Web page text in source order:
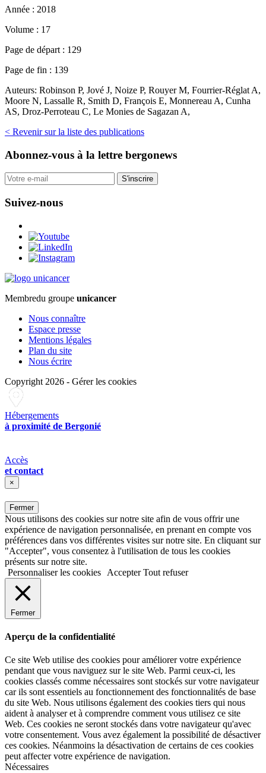
Année : 2018
Volume : 17
Page de départ : 129
Page de fin : 139
Auteurs: Robinson P, Jové J, Noize P, Rouyer M, Fourrier-Réglat A,
Moore N, Lassalle R, Smith D, François E, Monnereau A, Cunha
AS, Droz-Perroteau C, Le Monies de Sagazan A,
< Revenir sur la liste des publications
Abonnez-vous à la lettre bergonews
S'inscrire
Suivez-nous
Membredu groupe unicancer
Nous connaître
Espace presse
Mentions légales
Plan du site
Nous écrire
Copyright 2026 - Gérer les cookies
Hébergements
à proximité de Bergonié
Accès
et contact
×
Fermer
Nous utilisons des cookies sur notre site afin de vous offrir une
expérience de navigation personnalisée, en prenant en compte vos
préférences dans vos différentes visites sur notre site. En cliquant sur
"Accepter", vous consentez à l'utilisation de tous les cookies
présents sur notre site.
Personnaliser les cookies
Accepter Tout refuser
Fermer
Aperçu de la confidentialité
Ce site Web utilise des cookies pour améliorer votre expérience
pendant que vous naviguez sur le site Web. Parmi ceux-ci, les
cookies classés comme nécessaires sont stockés sur votre navigateur
car ils sont essentiels au fonctionnement des fonctionnalités de base
du site Web. Nous utilisons également des cookies tiers qui nous
aident à analyser et à comprendre comment vous utilisez ce site
Web. Ces cookies ne seront stockés dans votre navigateur qu'avec
votre consentement. Vous avez également la possibilité de désactiver
ces cookies. Néanmoins la désactivation de certains de ces cookies
peut affecter votre expérience de navigation.
Nécessaires